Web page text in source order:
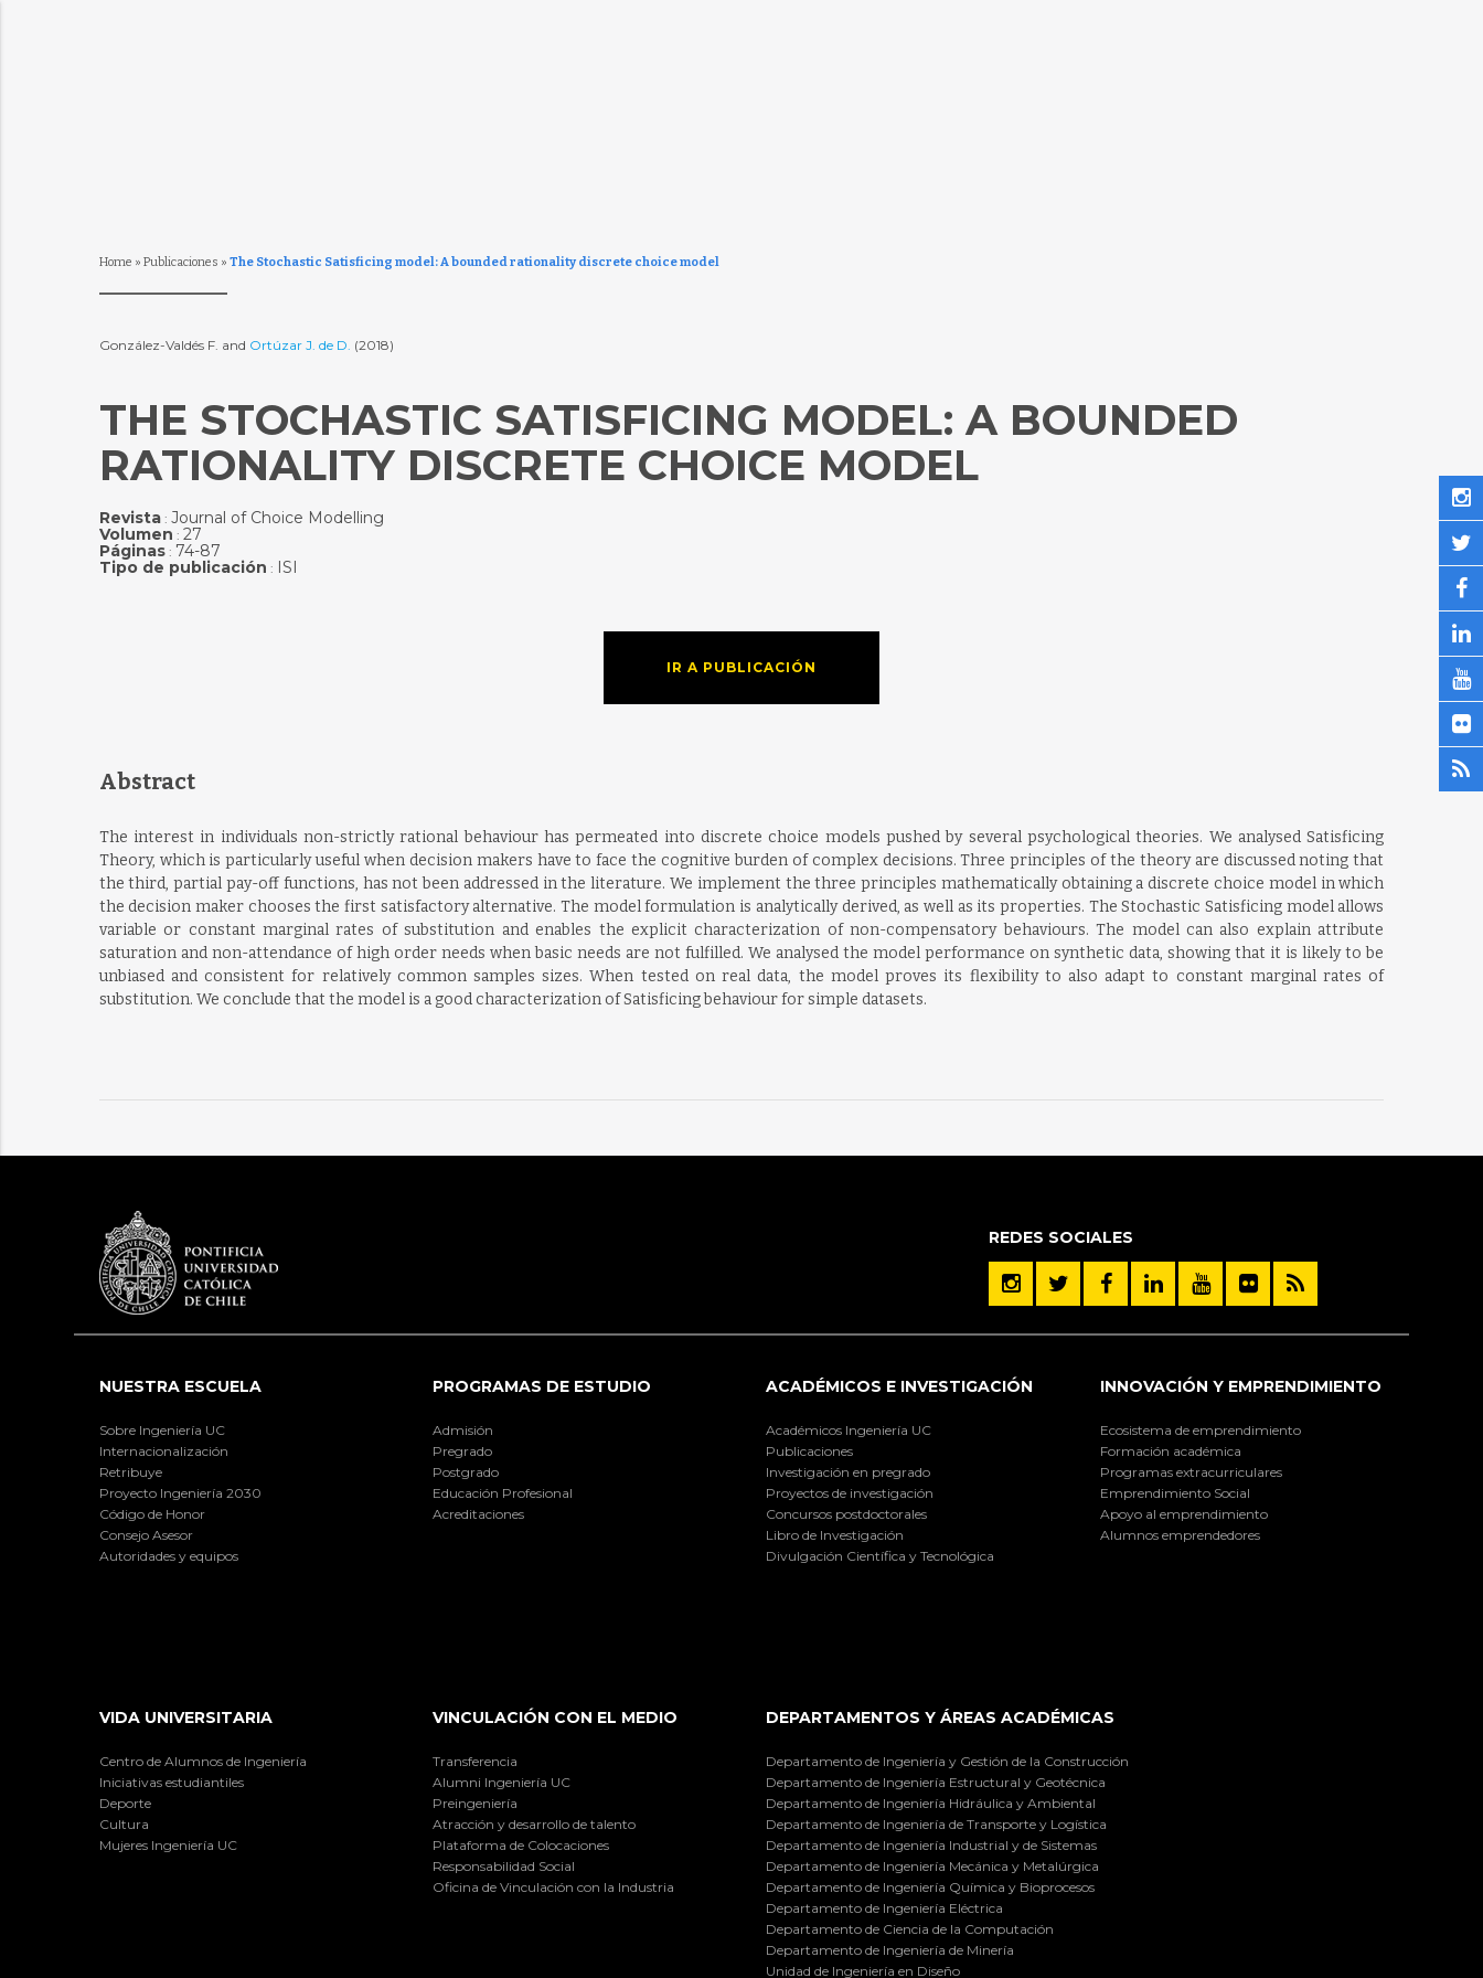
Home » Publicaciones » The Stochastic Satisficing model: A bounded rationality discrete choice model
González-Valdés F. and Ortúzar J. de D. (2018)
THE STOCHASTIC SATISFICING MODEL: A BOUNDED
RATIONALITY DISCRETE CHOICE MODEL
Revista: Journal of Choice Modelling
Volumen : 27
Páginas: 74-87
Tipo de publicación : ISI
IR A PUBLICACIÓN
Abstract
The interest in individuals non-strictly rational behaviour has permeated into discrete choice models pushed by several psychological theories. We analysed Satisficing
Theory, which is particularly useful when decision makers have to face the cognitive burden of complex decisions. Three principles of the theory are discussed noting that
the third, partial pay-off functions, has not been addressed in the literature. We implement the three principles mathematically obtaining a discrete choice model in which
the decision maker chooses the first satisfactory alternative. The model formulation is analytically derived, as well as its properties. The Stochastic Satisficing model allows
variable or constant marginal rates of substitution and enables the explicit characterization of non-compensatory behaviours. The model can also explain attribute
saturation and non-attendance of high order needs when basic needs are not fulfilled. We analysed the model performance on synthetic data, showing that it is likely to be
unbiased and consistent for relatively common samples sizes. When tested on real data, the model proves its flexibility to also adapt to constant marginal rates of
substitution. We conclude that the model is a good characterization of Satisficing behaviour for simple datasets.
REDES SOCIALES
NUESTRA ESCUELA
Sobre Ingeniería UC
Internacionalización
Retribuye
Proyecto Ingeniería 2030
Código de Honor
Consejo Asesor
Autoridades y equipos
PROGRAMAS DE ESTUDIO
Admisión
Pregrado
Postgrado
Educación Profesional
Acreditaciones
ACADÉMICOS E INVESTIGACIÓN
Académicos Ingeniería UC
Publicaciones
Investigación en pregrado
Proyectos de investigación
Concursos postdoctorales
Libro de Investigación
Divulgación Científica y Tecnológica
INNOVACIÓN Y EMPRENDIMIENTO
Ecosistema de emprendimiento
Formación académica
Programas extracurriculares
Emprendimiento Social
Apoyo al emprendimiento
Alumnos emprendedores
VIDA UNIVERSITARIA
Centro de Alumnos de Ingeniería
Iniciativas estudiantiles
Deporte
Cultura
Mujeres Ingeniería UC
VINCULACIÓN CON EL MEDIO
Transferencia
Alumni Ingeniería UC
Preingeniería
Atracción y desarrollo de talento
Plataforma de Colocaciones
Responsabilidad Social
Oficina de Vinculación con la Industria
DEPARTAMENTOS Y ÁREAS ACADÉMICAS
Departamento de Ingeniería y Gestión de la Construcción
Departamento de Ingeniería Estructural y Geotécnica
Departamento de Ingeniería Hidráulica y Ambiental
Departamento de Ingeniería de Transporte y Logística
Departamento de Ingeniería Industrial y de Sistemas
Departamento de Ingeniería Mecánica y Metalúrgica
Departamento de Ingeniería Química y Bioprocesos
Departamento de Ingeniería Eléctrica
Departamento de Ciencia de la Computación
Departamento de Ingeniería de Minería
Unidad de Ingeniería en Diseño